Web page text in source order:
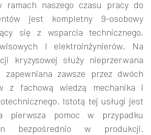
ramach naszego czasu pracy do
jest kompletny 9-osobowy
się z wsparcia technicznego,
I elektroinżynierów. Na
kryzysowej służy nieprzerwana
zawsze przez dwóch
z fachową wiedzą mechanika i
Istotą tej usługi jest
pierwsza pomoc w przypadku
bezpośrednio w produkcji.